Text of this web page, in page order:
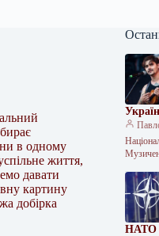
в одному
життя,
давати
картину
добірка
НАТО